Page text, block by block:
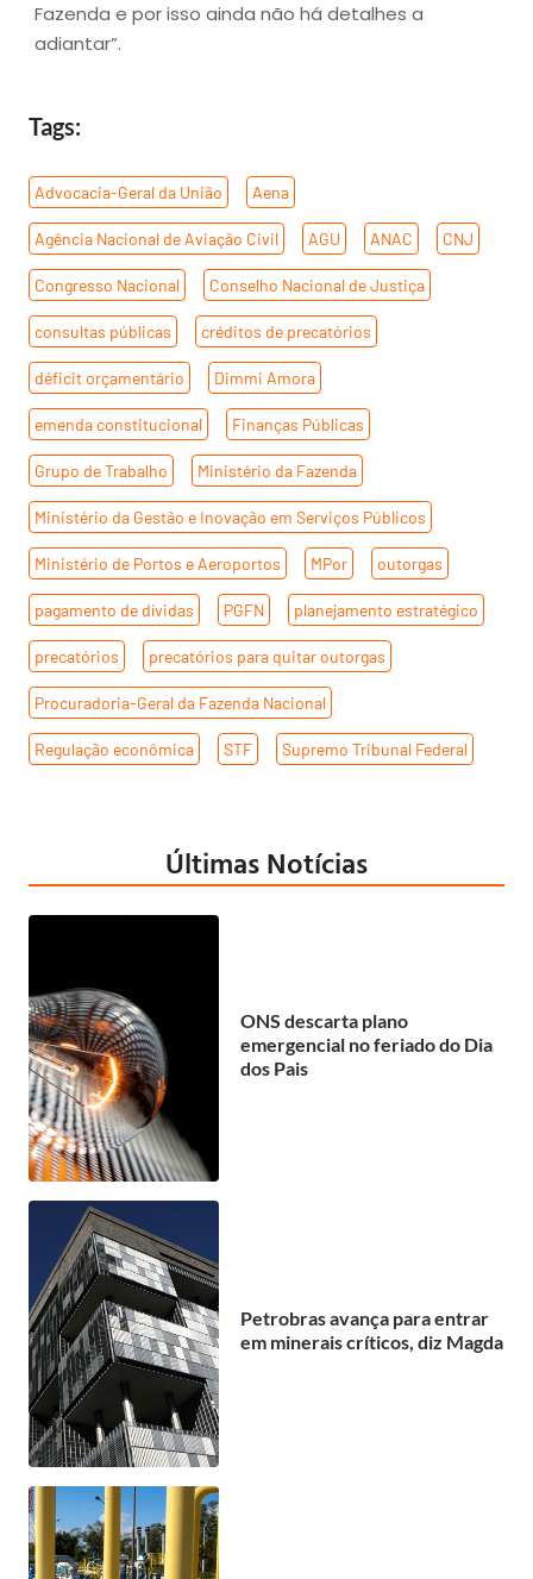
Fazenda e por isso ainda não há detalhes a
adiantar”.
Tags:
Advocacia-Geral da União Aena
Agência Nacional de Aviação Civil AGU ANAC CNJ
Congresso Nacional Conselho Nacional de Justiça
consultas públicas créditos de precatórios
déficit orçamentário Dimmi Amora
emenda constitucional Finanças Públicas
Grupo de Trabalho Ministério da Fazenda
Ministério da Gestão e Inovação em Serviços Públicos
Ministério de Portos e Aeroportos MPor outorgas
pagamento de dívidas PGFN planejamento estratégico
precatórios precatórios para quitar outorgas
Procuradoria-Geral da Fazenda Nacional
Regulação econômica STF Supremo Tribunal Federal
Últimas Notícias
ONS descarta plano
emergencial no feriado do Dia
dos Pais
Petrobras avança para entrar
em minerais críticos, diz Magda